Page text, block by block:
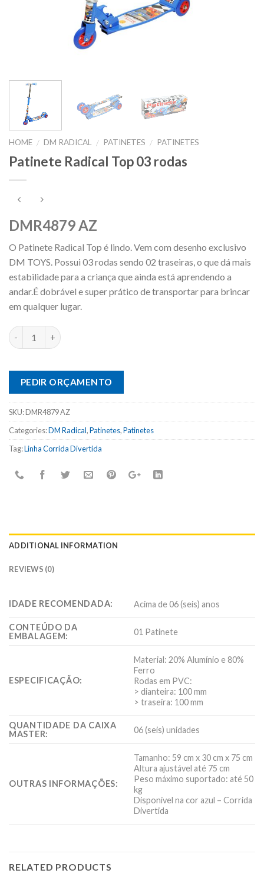
HOME / DM RADICAL / PATINETES / PATINETES
Patinete Radical Top 03 rodas
DMR4879 AZ
O Patinete Radical Top é lindo. Vem com desenho exclusivo
DM TOYS. Possui 03 rodas sendo 02 traseiras, o que dá mais
estabilidade para a criança que ainda está aprendendo a
andar.É dobrável e super prático de transportar para brincar
em qualquer lugar.
PEDIR ORÇAMENTO
SKU:DMR4879 AZ
Categories:DM Radical,Patinetes,Patinetes
Tag:Linha Corrida Divertida
ADDITIONAL INFORMATION
REVIEWS (0)
IDADE RECOMENDADA: Acima de 06 (seis) anos
CONTEÚDO DA
EMBALAGEM:
01 Patinete
ESPECIFICAÇÃO:
Material: 20% Alumínio e 80%
Ferro
Rodas em PVC:
> dianteira: 100 mm
> traseira: 100 mm
QUANTIDADE DA CAIXA
MASTER:
06 (seis) unidades
OUTRAS INFORMAÇÕES:
Tamanho: 59 cm x 30 cm x 75 cm
Altura ajustável até 75 cm
Peso máximo suportado: até 50
kg
Disponível na cor azul – Corrida
Divertida
RELATED PRODUCTS